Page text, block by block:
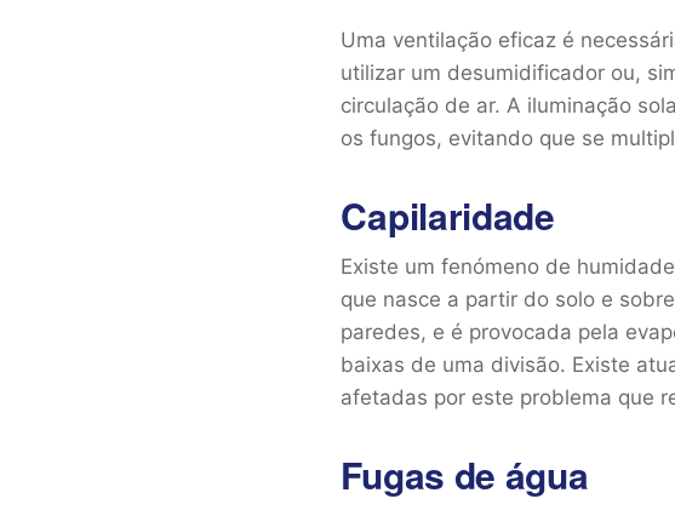
Uma ventilação eficaz é
utilizar um desumidificador ou,
circulação de ar. A iluminação
os fungos, evitando que se
Capilaridade
Existe um fenómeno de
que nasce a partir do solo e
paredes, e é provocada pela
baixas de uma divisão. Existe
afetadas por este problema que
Fugas de água